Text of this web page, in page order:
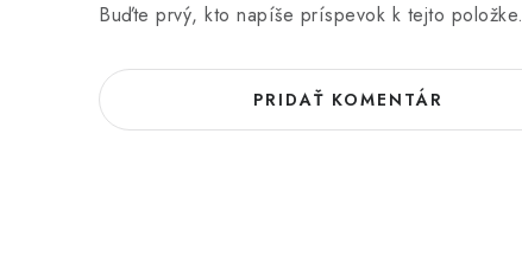
Buďte prvý, kto napíše príspevok k tejto položke.
PRIDAŤ KOMENTÁR